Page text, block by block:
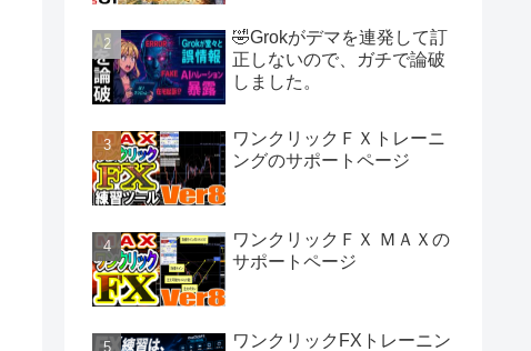
🤣Grokがデマを連発して訂
正しないので、ガチで論破
しました。
ワンクリックＦＸトレーニ
ングのサポートページ
ワンクリックＦＸ ＭＡＸの
サポートページ
ワンクリックFXトレーニン